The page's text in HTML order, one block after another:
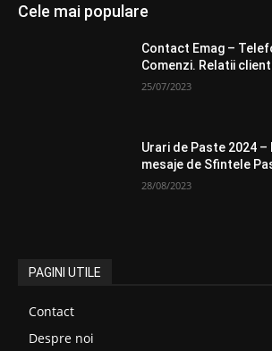
Cele mai populare
Contact Emag –
Comenzi. Relatii
25/07/2023
Urari de Paste 2024
mesaje de Sfintele
28/08/2023
PAGINI UTILE
Contact
Despre noi